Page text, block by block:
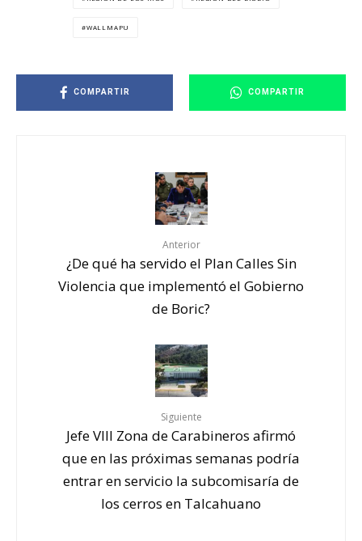
WALLMAPU
COMPARTIR COMPARTIR
Anterior
¿De qué ha servido el Plan Calles Sin
Violencia que implementó el Gobierno
de Boric?
Siguiente
Jefe VIII Zona de Carabineros afirmó
que en las próximas semanas podría
entrar en servicio la subcomisaría de
los cerros en Talcahuano